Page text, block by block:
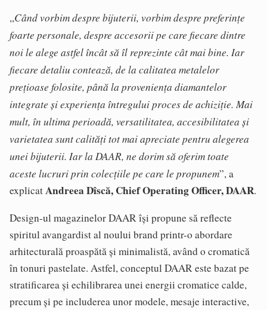
,,Când vorbim despre bijuterii, vorbim despre preferințe
foarte personale, despre accesorii pe care fiecare dintre
noi le alege astfel încât să îl reprezinte cât mai bine. Iar
fiecare detaliu contează, de la calitatea metalelor
prețioase folosite, până la proveniența diamantelor
integrate și experiența întregului proces de achiziție. Mai
mult, în ultima perioadă, versatilitatea, accesibilitatea și
varietatea sunt calități tot mai apreciate pentru alegerea
unei bijuterii. Iar la DAAR, ne dorim să oferim toate
aceste lucruri prin colecțiile pe care le propunem”, a
explicatAndreea Dîscă, Chief Operating Officer, DAAR.
Design-ul magazinelor DAAR își propune să reflecte
spiritul avangardist al noului brand printr-o abordare
arhitecturală proaspătă și minimalistă, având o cromatică
în tonuri pastelate. Astfel, conceptul DAAR este bazat pe
stratificarea și echilibrarea unei energii cromatice calde,
precum și pe includerea unor modele, mesaje interactive,